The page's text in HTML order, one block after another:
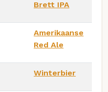
Brett IPA
Amerikaanse
Red Ale
Winterbier